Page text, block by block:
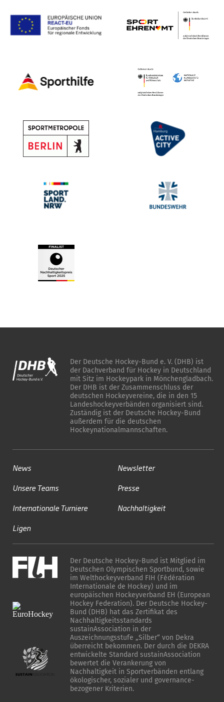
Der Deutsche Hockey-Bund e. V. (DHB) ist
der Dachverband für Hockey in Deutschland
mit Sitz im Hockeypark in Mönchengladbach.
Der DHB ist der Zusammenschluss der
deutschen Hockeyvereine, die in den 15
Landeshockeyverbänden organisiert sind.
Zuständig ist der Deutsche Hockey-Bund
außerdem für die deutschen
Hockeynationalmannschaften.
News
Unsere Teams
Internationale Turniere
Ligen
Newsletter
Presse
Nachhaltigkeit
Der Deutsche Hockey-Bund ist Mitglied im
Deutschen Olympischen Sportbund, sowie
im Welthockeyverband FIH (Fédération
Internationale de Hockey) und im
europäischen Hockeyverband EH (European
Hockey Federation). Der Deutsche Hockey-
Bund (DHB) hat das Zertifikat des
Nachhaltigkeitsstandards
sustainAssociation in der
Auszeichnungsstufe „Silber“ von Dekra
überreicht bekommen. Der durch die DEKRA
entwickelte Standard sustainAssociation
bewertet die Verankerung von
Nachhaltigkeit in Sportverbänden entlang
ökologischer, sozialer und governance-
bezogener Kriterien.